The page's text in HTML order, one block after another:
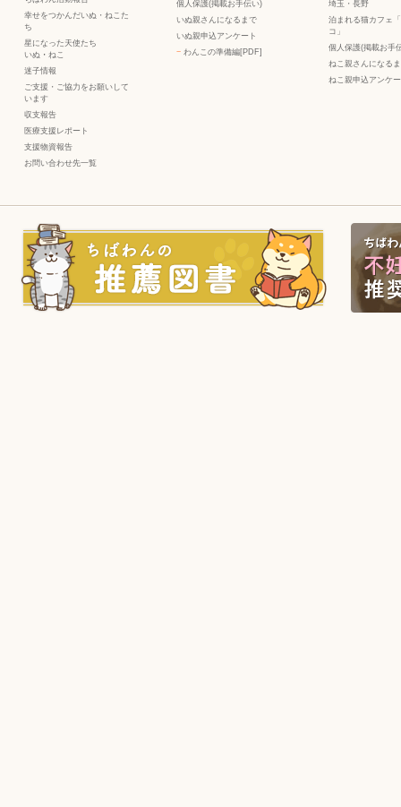
幸せをつかんだいぬ・ねこた
ち
星になった天使たち
いぬ ・ ねこ
迷子情報
ご支援・ご協力をお願いして
います
収支報告
医療支援レポート
支援物資報告
お問い合わせ先一覧
個人保護(掲載お手伝い)
いぬ親さんになるまで
いぬ親申込アンケート
− わんこの準備編[PDF]
埼玉・長野
泊まれる猫カフェ
コ」
個人保護(掲載お手
ねこ親さんになる
ねこ親申込アンケ